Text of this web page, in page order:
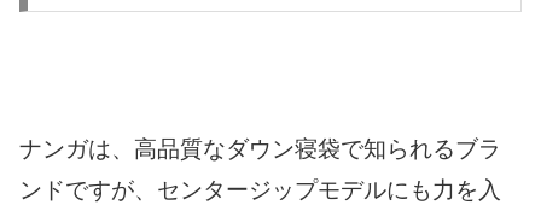
ナンガは、高品質なダウン寝袋で知られるブラ
ンドですが、センタージップモデルにも力を入